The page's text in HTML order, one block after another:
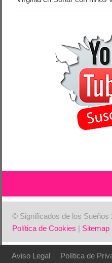
© Significados de los
Política de Cookies | Sitemap
Aviso Legal Política de